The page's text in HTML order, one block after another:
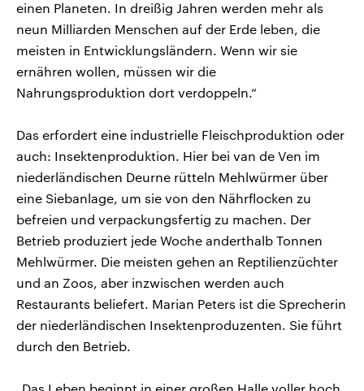
einen Planeten. In dreißig Jahren werden mehr als
neun Milliarden Menschen auf der Erde leben, die
meisten in Entwicklungsländern. Wenn wir sie
ernähren wollen, müssen wir die
Nahrungsproduktion dort verdoppeln.“
Das erfordert eine industrielle Fleischproduktion oder
auch: Insektenproduktion. Hier bei van de Ven im
niederländischen Deurne rütteln Mehlwürmer über
eine Siebanlage, um sie von den Nährflocken zu
befreien und verpackungsfertig zu machen. Der
Betrieb produziert jede Woche anderthalb Tonnen
Mehlwürmer. Die meisten gehen an Reptilienzüchter
und an Zoos, aber inzwischen werden auch
Restaurants beliefert. Marian Peters ist die Sprecherin
der niederländischen Insektenproduzenten. Sie führt
durch den Betrieb.